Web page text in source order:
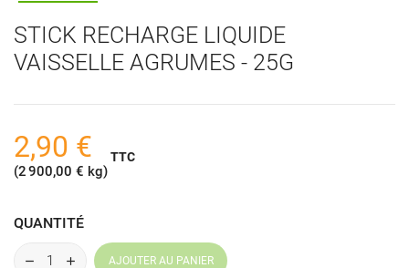
STICK RECHARGE LIQUIDE
VAISSELLE AGRUMES - 25G
2,90 €
(2 900,00 € kg)
TTC
QUANTITÉ
AJOUTER AU PANIER